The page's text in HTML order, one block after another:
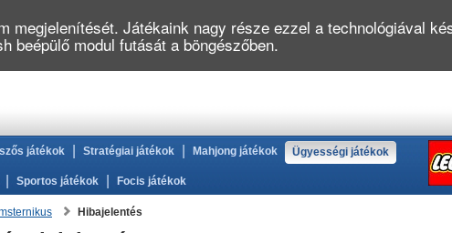
játékok Stratégiai játékok Mahjong játékok Ügyességi játékok
Sportos játékok Focis játékok
Hibajelentés
megjelenítését. Játékaink nagy része ezzel a technológiával
beépülő modul futását a böngészőben.